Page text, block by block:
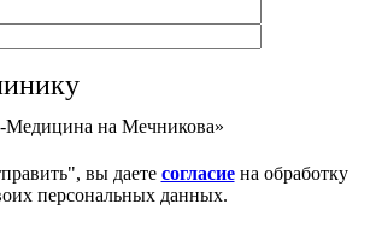
на Мечникова»
вы даете согласиена обработку
персональных данных.